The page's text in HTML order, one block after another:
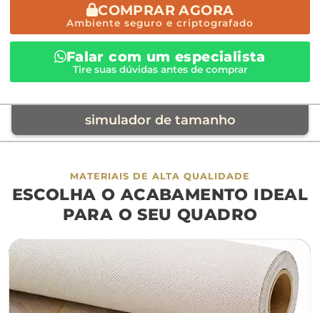
COMPRAR AGORA
Ambiente seguro e criptografado
Falar com um especialista
Tire suas dúvidas antes de comprar
simulador de tamanho
móvel de referência
sofá cama
largura aproximada
160cm 200cm
MATERIAIS DE ALTA QUALIDADE
ESCOLHA O ACABAMENTO IDEAL
PARA O SEU QUADRO